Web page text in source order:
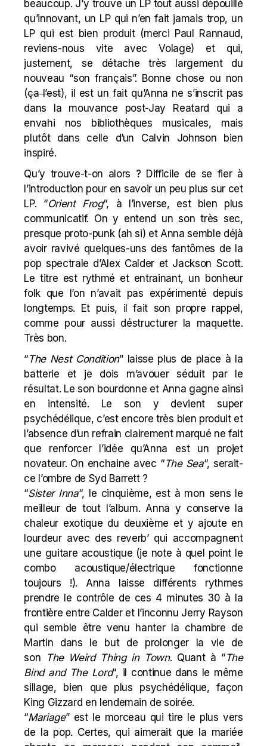
beaucoup. J’y trouve un LP tout aussi dépouillé
qu’innovant, un LP qui n’en fait jamais trop, un
LP qui est bien produit (merci Paul Rannaud,
reviens-nous vite avecVolage) et qui,
justement, se détache très largement du
nouveau “son français”. Bonne chose ou non
(ça l’est), il est un fait qu’Anna ne s’inscrit pas
dans la mouvance post-Jay Reatard qui a
envahi nos bibliothèques musicales, mais
plutôt dans celle d’un Calvin Johnson bien
inspiré.
Qu’y trouve-t-on alors ? Difficile de se fier à
l’introduction pour en savoir un peu plus sur cet
LP. “Orient Frog“, à l’inverse, est bien plus
communicatif. On y entend un son très sec,
presque proto-punk (ah si) et Anna semble déjà
avoir ravivé quelques-uns des fantômes de la
pop spectrale d’Alex Calder et Jackson Scott.
Le titre est rythmé et entrainant, un bonheur
folk que l’on n’avait pas expérimenté depuis
longtemps. Et puis, il fait son propre rappel,
comme pour aussi déstructurer la maquette.
Très bon.
“The Nest Condition” laisse plus de place à la
batterie et je dois m’avouer séduit par le
résultat. Le son bourdonne et Anna gagne ainsi
en intensité. Le son y devient super
psychédélique, c’est encore très bien produit et
l’absence d’un refrain clairement marqué ne fait
que renforcer l’idée qu’Anna est un projet
novateur. On enchaine avec “The Sea“, serait-
ce l’ombre de Syd Barrett ?
“Sister Inna“, le cinquième, est à mon sens le
meilleur de tout l’album. Anna y conserve la
chaleur exotique du deuxième et y ajoute en
lourdeur avec des reverb’ qui accompagnent
une guitare acoustique (je note à quel point le
combo acoustique/électrique fonctionne
toujours !). Anna laisse différents rythmes
prendre le contrôle de ces 4 minutes 30 à la
frontière entre Calder et l’inconnu Jerry Rayson
qui semble être venu hanter la chambre de
Martin dans le but de prolonger la vie de
son The WeirdThing in Town. Quant à “The
Bind and The Lord“, il continue dans le même
sillage, bien que plus psychédélique, façon
King Gizzard en lendemain de soirée.
“Mariage” est le morceau qui tire le plus vers
de la pop. Certes, qui aimerait que la mariée